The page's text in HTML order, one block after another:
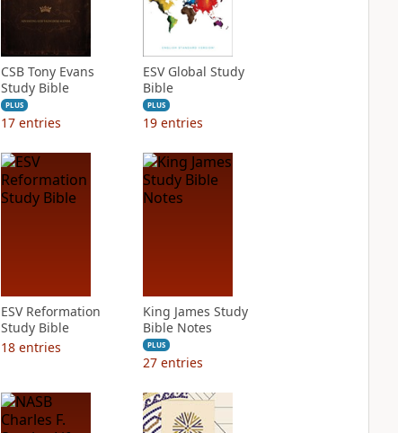
CSB Tony Evans
Study Bible
PLUS
17 entries
ESV Global Study
Bible
PLUS
19 entries
ESV Reformation
Study Bible
18 entries
King James Study
Bible Notes
PLUS
27 entries